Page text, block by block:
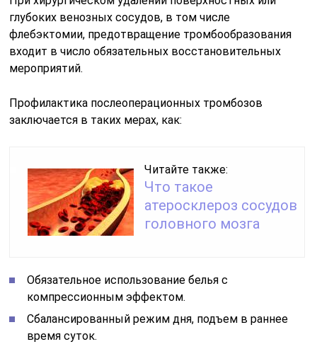
глубоких венозных сосудов, в том числе
флебэктомии, предотвращение тромбообразования
входит в число обязательных восстановительных
мероприятий.
Профилактика послеоперационных тромбозов
заключается в таких мерах, как:
Читайте также:
Что такое
атеросклероз сосудов
головного мозга
Обязательное использование белья с
компрессионным эффектом.
Сбалансированный режим дня, подъем в раннее
время суток.